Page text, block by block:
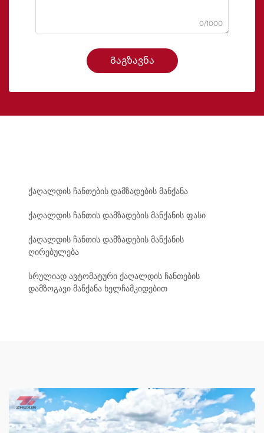
0/1000
Გაგზავნა
ქაღალდის ჩანთების დამზადების მანქანა
ქაღალდის ჩანთის დამზადების მანქანის ფასი
ქაღალდის ჩანთის დამზადების მანქანის
ღირებულება
სრულიად ავტომატური ქაღალდის ჩანთების
დამზოგავი მანქანა ხელჩამკიდებით